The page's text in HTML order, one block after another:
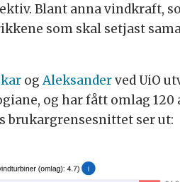
Blant anna vindkraft,
som skal setjast
ogAleksanderved UiO
og har fått omlag
brukargrensesnittet ser ut: